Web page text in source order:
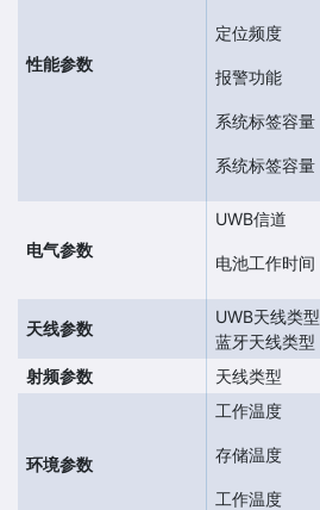
性能参数
定位频度
报警功能
系统标签容量
系统标签容量
电气参数
UWB信道
电池工作时间
天线参数
UWB天线类型
蓝牙天线类型
射频参数
天线类型
环境参数
工作温度
存储温度
工作温度